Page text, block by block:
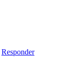
Responder